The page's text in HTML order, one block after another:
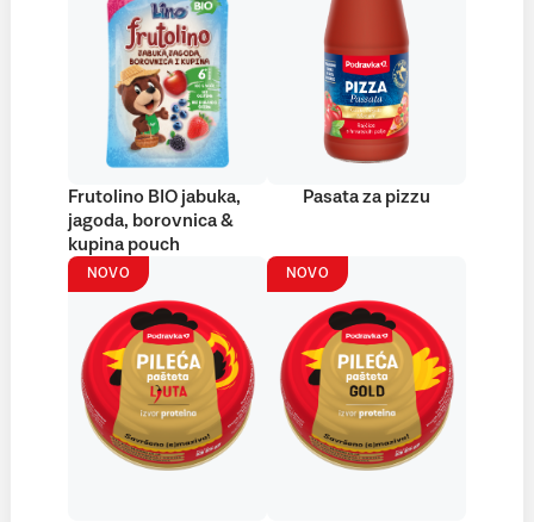
Frutolino BIO jabuka,
jagoda, borovnica &
kupina pouch
Pasata za pizzu
NOVO NOVO